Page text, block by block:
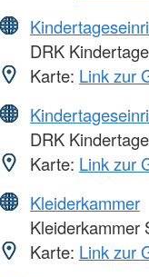
DRK
Karte: Link zur
DRK
Karte: Link zur
Kleiderkammer
Kleiderkammer
Karte: Link zur